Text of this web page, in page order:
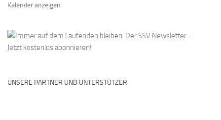
Kalender anzeigen
UNSERE PARTNER UND UNTERSTÜTZER